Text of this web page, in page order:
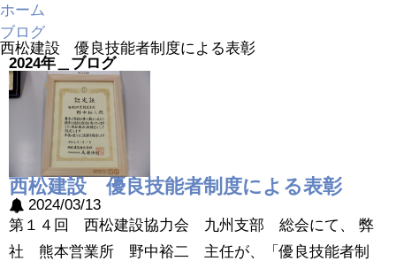
ホーム
ブログ
西松建設 優良技能者制度による表彰
2024年＿ブログ
西松建設 優良技能者制度による表彰
2024/03/13
第１４回 西松建設協力会 九州支部 総会にて、 弊
社 熊本営業所 野中裕二 主任が、「優良技能者制